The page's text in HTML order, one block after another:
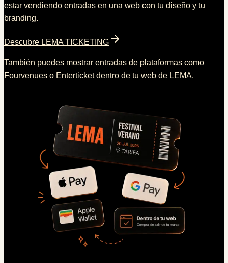
estar vendiendo entradas en una web con tu diseño y tu
branding.
Descubre LEMA TICKETING
También puedes mostrar entradas de plataformas como
Fourvenues o Enterticket dentro de tu web de LEMA.